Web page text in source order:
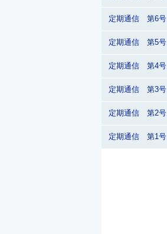
定期通信 第6号
定期通信 第5号
定期通信 第4号
定期通信 第3号
定期通信 第2号
定期通信 第1号